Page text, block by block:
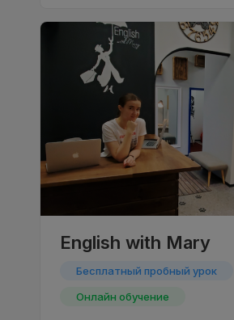
English with Mary
Бесплатный пробный урок
Онлайн обучение